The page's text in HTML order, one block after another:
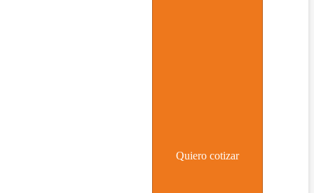
Quiero cotizar